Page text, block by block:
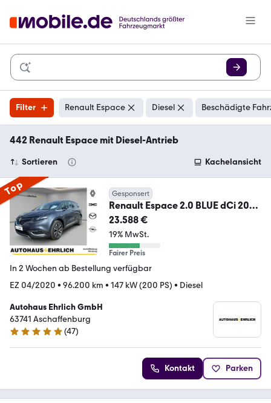
Filter Renault Espace Diesel Beschädigte
442 Renault Espace mit Diesel-Antrieb
Sortieren Kachelansicht
Top Gesponsert
Renault Espace 2.0 BLUE dCi 200
Initiale Paris NAVI+RFK+
23.588 €
19% MwSt.
Fairer Preis
In 2 Wochen ab Bestellung verfügbar
EZ 04/2020 • 96.200 km • 147 kW (200 PS) • Diesel
Autohaus Ehrlich GmbH
63741 Aschaffenburg
4.9 Sterne
(47)
Kontakt Parken